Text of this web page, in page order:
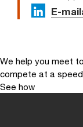
E-
We help you meet
compete at a
See how